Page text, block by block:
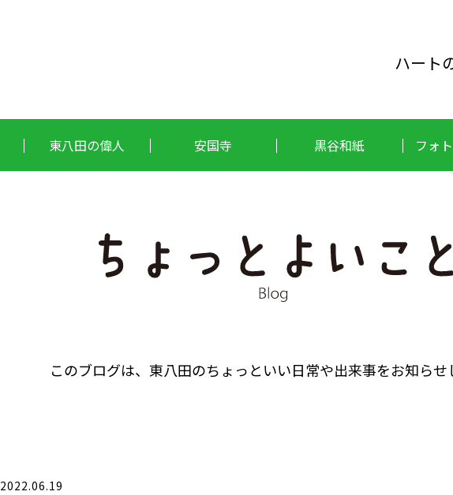
ハート
東八田の偉人 安国寺 黒谷和紙 フォ
このブログは、東八田のちょっといい日常や出来事をお知らせ
2022.06.19